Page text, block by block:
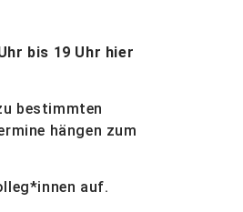
bis 19 Uhr hier
bestimmten
hängen zum
auf.